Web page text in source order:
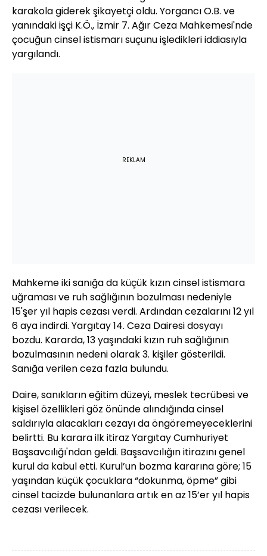
karakola giderek şikayetçi oldu. Yorgancı O.B. ve
yanındaki işçi K.Ö., İzmir 7. Ağır Ceza Mahkemesi'nde
çocuğun cinsel istismarı suçunu işledikleri iddiasıyla
yargılandı.
REKLAM
Mahkeme iki sanığa da küçük kızın cinsel istismara
uğraması ve ruh sağlığının bozulması nedeniyle
15'şer yıl hapis cezası verdi. Ardından cezalarını 12 yıl
6 aya indirdi. Yargıtay 14. Ceza Dairesi dosyayı
bozdu. Kararda, 13 yaşındaki kızın ruh sağlığının
bozulmasının nedeni olarak 3. kişiler gösterildi.
Sanığa verilen ceza fazla bulundu.
Daire, sanıkların eğitim düzeyi, meslek tecrübesi ve
kişisel özellikleri göz önünde alındığında cinsel
saldırıyla alacakları cezayı da öngöremeyeceklerini
belirtti. Bu karara ilk itiraz Yargıtay Cumhuriyet
Başsavcılığı'ndan geldi. Başsavcılığın itirazını genel
kurul da kabul etti. Kurul’un bozma kararına göre; 15
yaşından küçük çocuklara “dokunma, öpme” gibi
cinsel tacizde bulunanlara artık en az 15’er yıl hapis
cezası verilecek.